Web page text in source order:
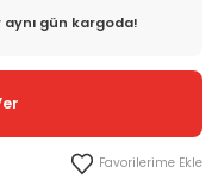
gün kargoda!